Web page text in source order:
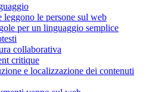
leggono le persone sul web
per un linguaggio semplice
collaborativa
critique
e localizzazione dei contenuti